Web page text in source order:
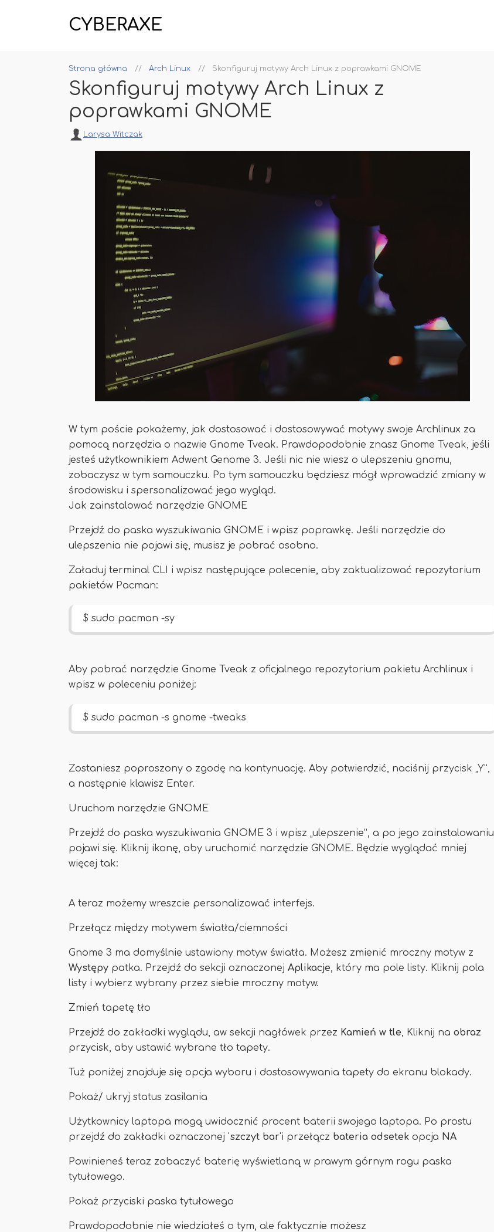
CYBERAXE
Strona główna Arch Linux Skonfiguruj motywy Arch Linux z poprawkami GNOME
Skonfiguruj motywy Arch Linux z
poprawkami GNOME
Larysa Witczak
W tym poście pokażemy, jak dostosować i dostosowywać motywy swoje Archlinux za
pomocą narzędzia o nazwie Gnome Tveak. Prawdopodobnie znasz Gnome Tveak, jeśli
jesteś użytkownikiem Adwent Genome 3. Jeśli nic nie wiesz o ulepszeniu gnomu,
zobaczysz w tym samouczku. Po tym samouczku będziesz mógł wprowadzić zmiany w
środowisku i spersonalizować jego wygląd.
Jak zainstalować narzędzie GNOME
Przejdź do paska wyszukiwania GNOME i wpisz poprawkę. Jeśli narzędzie do
ulepszenia nie pojawi się, musisz je pobrać osobno.
Załaduj terminal CLI i wpisz następujące polecenie, aby zaktualizować repozytorium
pakietów Pacman:
$ sudo pacman -sy
Aby pobrać narzędzie Gnome Tveak z oficjalnego repozytorium pakietu Archlinux i
wpisz w poleceniu poniżej:
$ sudo pacman -s gnome -tweaks
Zostaniesz poproszony o zgodę na kontynuację. Aby potwierdzić, naciśnij przycisk „Y”,
a następnie klawisz Enter.
Uruchom narzędzie GNOME
Przejdź do paska wyszukiwania GNOME 3 i wpisz „ulepszenie”, a po jego zainstalowaniu
pojawi się. Kliknij ikonę, aby uruchomić narzędzie GNOME. Będzie wyglądać mniej
więcej tak:
A teraz możemy wreszcie personalizować interfejs.
Przełącz między motywem światła/ciemności
Gnome 3 ma domyślnie ustawiony motyw światła. Możesz zmienić mroczny motyw z
Występy patka. Przejdź do sekcji oznaczonej Aplikacje, który ma pole listy. Kliknij pola
listy i wybierz wybrany przez siebie mroczny motyw.
Zmień tapetę tło
Przejdź do zakładki wyglądu, aw sekcji nagłówek przez Kamień w tle, Kliknij na obraz
przycisk, aby ustawić wybrane tło tapety.
Tuż poniżej znajduje się opcja wyboru i dostosowywania tapety do ekranu blokady.
Pokaż/ ukryj status zasilania
Użytkownicy laptopa mogą uwidocznić procent baterii swojego laptopa. Po prostu
przejdź do zakładki oznaczonej 'szczyt bar'i przełącz bateria odsetek opcja NA
Powinieneś teraz zobaczyć baterię wyświetlaną w prawym górnym rogu paska
tytułowego.
Pokaż przyciski paska tytułowego
Prawdopodobnie nie wiedziałeś o tym, ale faktycznie możesz